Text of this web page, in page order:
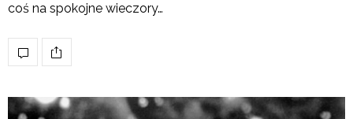
coś na spokojne wieczory…